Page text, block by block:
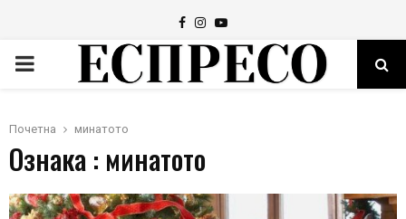
Facebook
Instagram
Youtube
PRIMARY
Почетна минатото
Ознака : минатото